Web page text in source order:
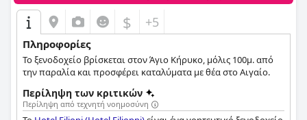
$ +5
Πληροφορίες
Το ξενοδοχείο βρίσκεται στον Άγιο Κήρυκο, μόλις 100μ. από
την παραλία και προσφέρει καταλύματα με θέα στο Αιγαίο.
Περίληψη των κριτικών
Περίληψη από τεχνητή νοημοσύνη